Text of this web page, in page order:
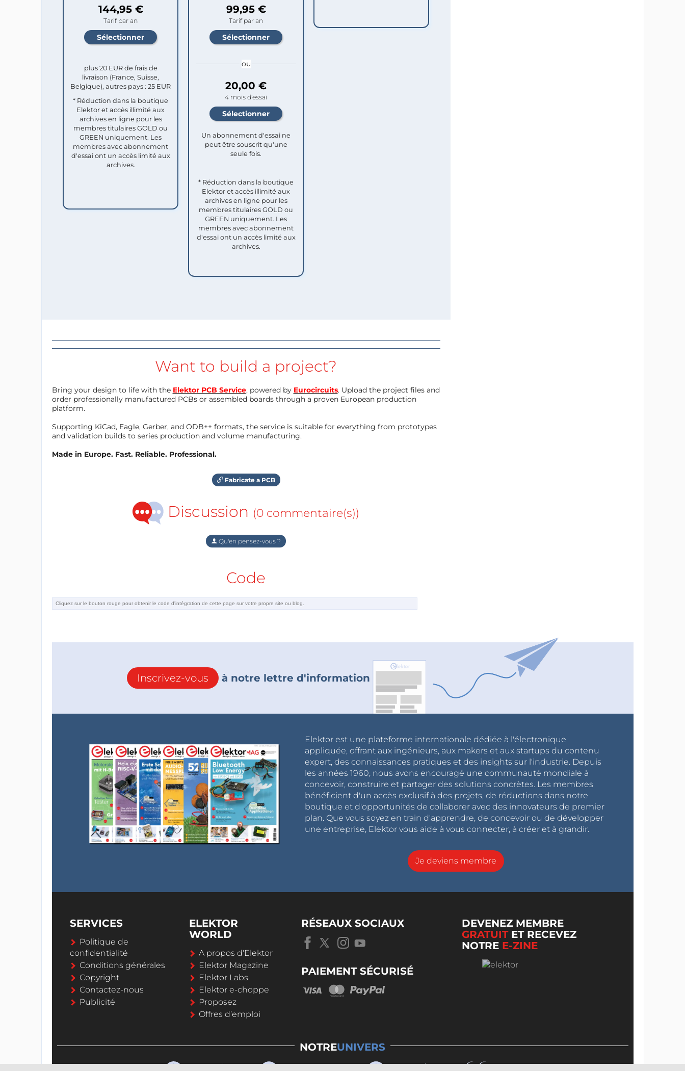
144,95 €
Tarif par an
plus 20 EUR de frais de
livraison (France, Suisse,
Belgique), autres pays : 25 EUR
* Réduction dans la boutique
Elektor et accès illimité aux
archives en ligne pour les
membres titulaires GOLD ou
GREEN uniquement. Les
membres avec abonnement
d'essai ont un accès limité aux
archives.
99,95 €
Tarif par an
ou
20,00 €
4 mois d'essai
Un abonnement d'essai ne
peut être souscrit qu'une
seule fois.​
* Réduction dans la boutique
Elektor et accès illimité aux
archives en ligne pour les
membres titulaires GOLD ou
GREEN uniquement. Les
membres avec abonnement
d'essai ont un accès limité aux
archives.
Want to build a project?
Bring your design to life with the Elektor PCB Service, powered by Eurocircuits. Upload the project files and
order professionally manufactured PCBs or assembled boards through a proven European production
platform.
Supporting KiCad, Eagle, Gerber, and ODB++ formats, the service is suitable for everything from prototypes
and validation builds to series production and volume manufacturing.
Made in Europe. Fast. Reliable. Professional.
Fabricate a PCB
Discussion (0 commentaire(s))
Qu'en pensez-vous ?
Code
Inscrivez-vous à notre lettre d'information
Elektor est une plateforme internationale dédiée à l'électronique
appliquée, offrant aux ingénieurs, aux makers et aux startups du contenu
expert, des connaissances pratiques et des insights sur l'industrie. Depuis
les années 1960, nous avons encouragé une communauté mondiale à
concevoir, construire et partager des solutions concrètes. Les membres
bénéficient d'un accès exclusif à des projets, de réductions dans notre
boutique et d'opportunités de collaborer avec des innovateurs de premier
plan. Que vous soyez en train d'apprendre, de concevoir ou de développer
une entreprise, Elektor vous aide à vous connecter, à créer et à grandir.
Je deviens membre
SERVICES
Politique de
confidentialité
Conditions générales
Copyright
Contactez-nous
Publicité
ELEKTOR
WORLD
A propos d'Elektor
Elektor Magazine
Elektor Labs
Elektor e-choppe
Proposez
Offres d’emploi
RÉSEAUX SOCIAUX
PAIEMENT SÉCURISÉ
DEVENEZ MEMBRE
GRATUITET RECEVEZ
NOTRE E-ZINE
NOTREUNIVERS